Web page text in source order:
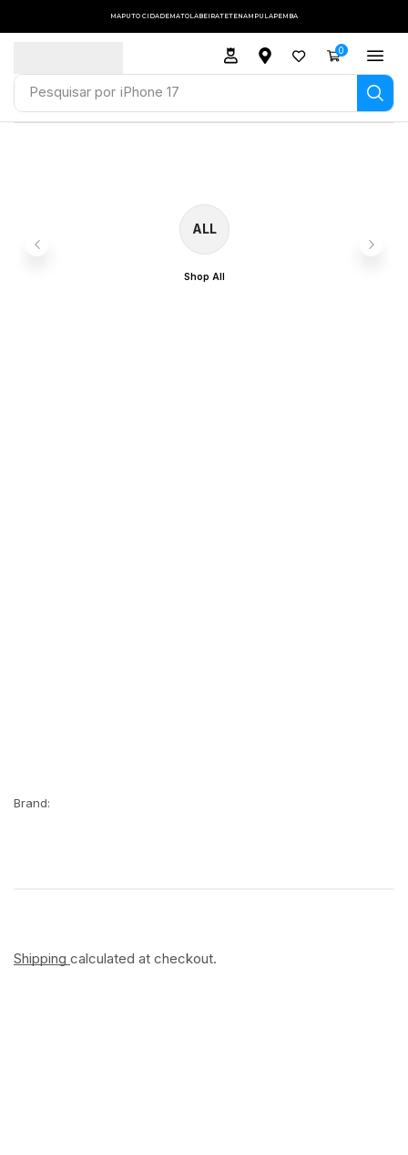
MAPUTO CIDADEMATOLABEIRATETENAMPULAPEMBA
Pesquisar por iPhone 17
0
ALL
Shop All
Brand:
Shipping calculated at checkout.